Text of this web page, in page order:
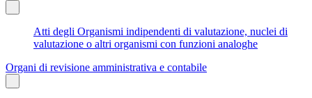
Atti degli Organismi indipendenti di valutazione, nuclei di
valutazione o altri organismi con funzioni analoghe
Organi di revisione amministrativa e contabile